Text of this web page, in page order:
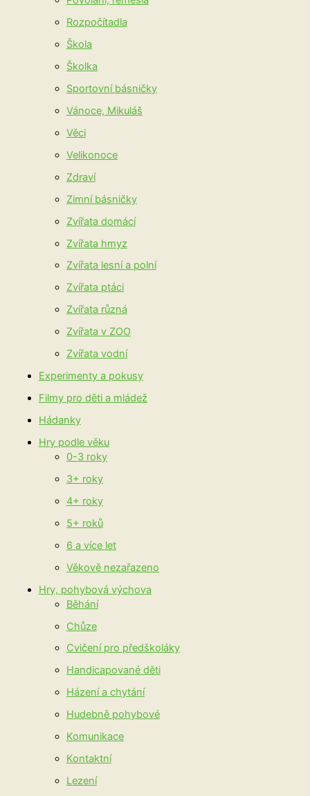
Rozpočítadla
Škola
Školka
Sportovní básničky
Vánoce, Mikuláš
Věci
Velikonoce
Zdraví
Zimní básničky
Zvířata domácí
Zvířata hmyz
Zvířata lesní a polní
Zvířata ptáci
Zvířata různá
Zvířata v ZOO
Zvířata vodní
Experimenty a pokusy
Filmy pro děti a mládež
Hádanky
Hry podle věku
0-3 roky
3+ roky
4+ roky
5+ roků
6 a více let
Věkově nezařazeno
Hry, pohybová výchova
Běhání
Chůze
Cvičení pro předškoláky
Handicapované děti
Házení a chytání
Hudebně pohybové
Komunikace
Kontaktní
Lezení